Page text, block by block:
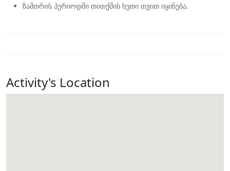
ზამთრის პერიოდში თითქმის ხუთი თვით იყინება.
Activity's Location